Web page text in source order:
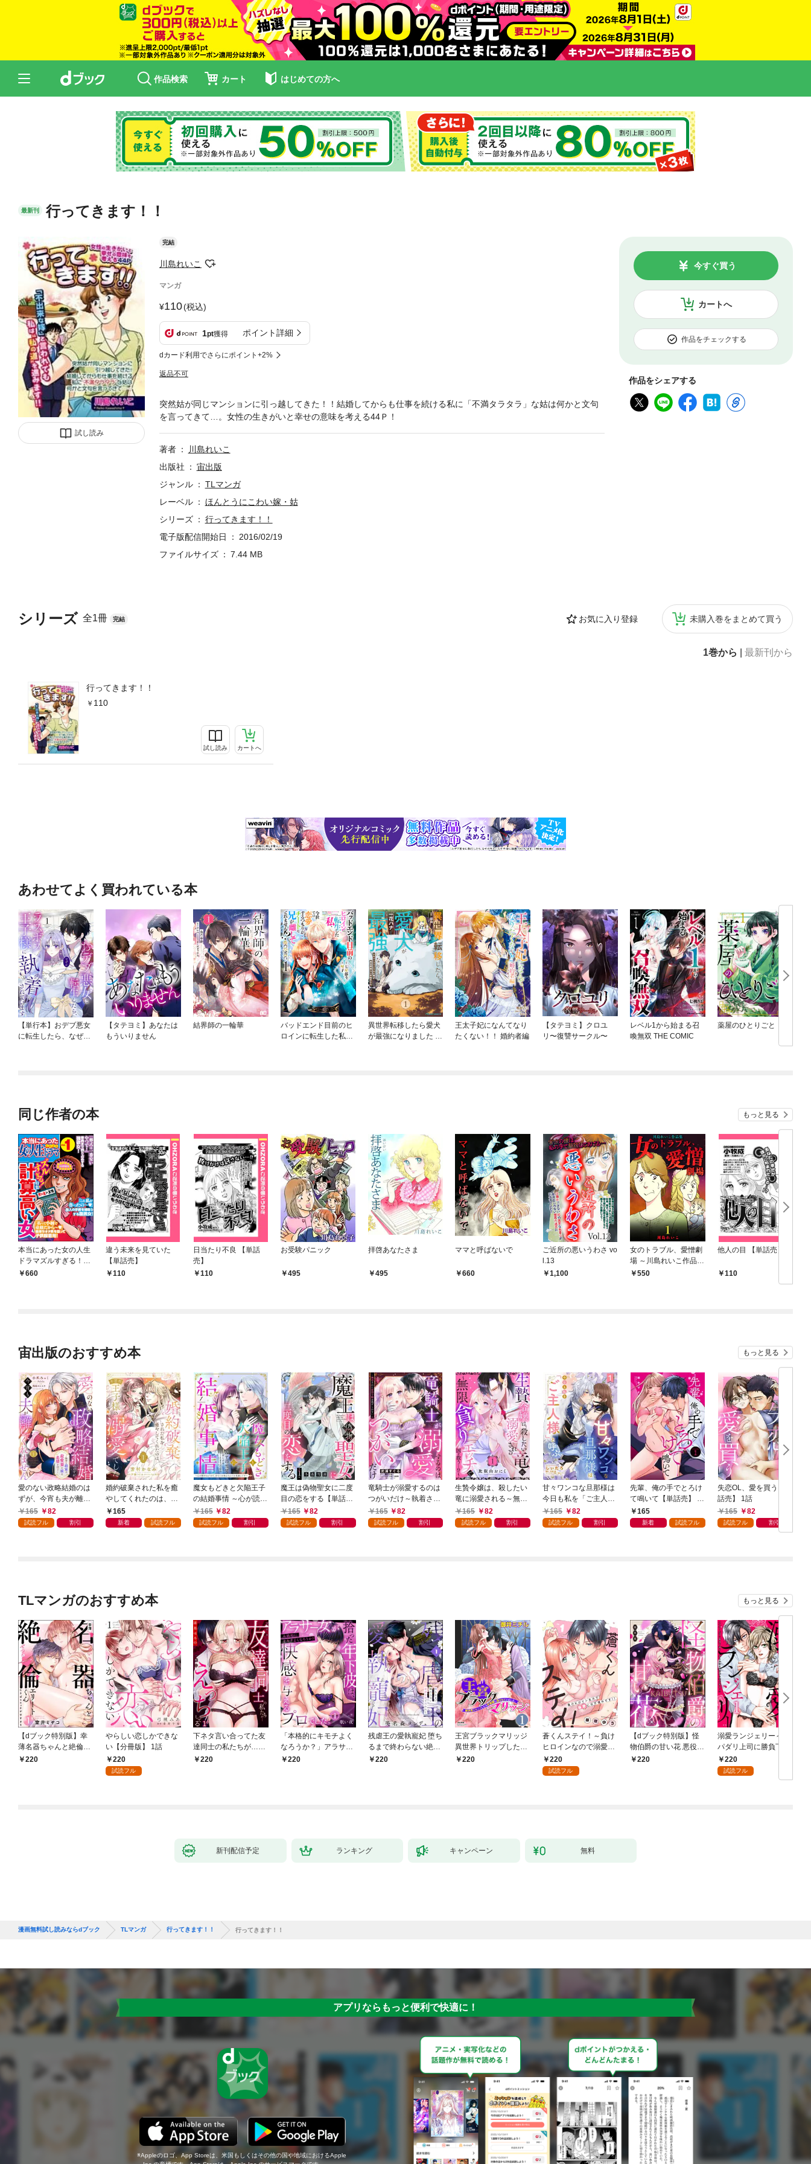
作品検索 カート はじめての方へ
最新刊 行ってきます！！
試し読み
完結
川島れいこ
マンガ
110(税込)
1pt獲得 ポイント詳細
dカード利用でさらにポイント+2%
返品不可
カートへ
今すぐ買う
作品をチェックする
作品をシェアする
シリーズ 全1冊 完結 お気に入り登録 未購入巻をまとめて買う
1巻から 最新刊から
行ってきます！！
110
試し読み カートへ
突然姑が同じマンションに引っ越してきた！！結婚してからも仕事を続ける私に「不満タラタラ」な姑は何かと文句
を言ってきて…。女性の生きがいと幸せの意味を考える44Ｐ！
著者
川島れいこ
出版社
宙出版
ジャンル
TLマンガ
レーベル
ほんとうにこわい嫁・姑
シリーズ
行ってきます！！
電子版配信開始日
2016/02/19
ファイルサイズ
7.44 MB
あわせてよく買われている本
【単行本】おデブ悪女
に転生したら、なぜか
【タテヨミ】あなたは
もういりません
結界師の一輪華
バッドエンド目前のヒ
ロインに転生した私、
異世界転移したら愛犬
が最強になりました ～
王太子妃になんてなり
たくない！！ 婚約者編
【タテヨミ】クロユ
リ〜復讐サークル〜
レベル1から始まる召
喚無双 THE COMIC
薬屋のひとりごと
同じ作者の本 もっと見る
本当にあった女の人生
ドラマズルすぎる！計
算高い女 Vol.1
660
違う未来を見ていた
【単話売】
110
日当たり不良 【単話
売】
110
お受験パニック
495
拝啓あなたさま
495
ママと呼ばないで
660
ご近所の悪いうわさ vo
l.13
1,100
女のトラブル、愛憎劇
場 ～川島れいこ作品集
～(1)
550
他人の目 【単話売】
110
宙出版のおすすめ本 もっと見る
愛のない政略結婚のは
ずが、今宵も夫が離し
てくれません～無骨な
将軍は最愛妻に滾る恋
165 82
試読フル 割引
婚約破棄された私を癒
やしてくれたのは、不
器用王子様の溺愛でし
た【単話売】 1話
165
新着 試読フル
魔女もどきと欠陥王子
の結婚事情 ～心が読め
ちゃうので、あなたの
本心なんてお見通しで
165 82
試読フル 割引
魔王は偽物聖女に二度
目の恋をする【単話
売】 1話
165 82
試読フル 割引
竜騎士が溺愛するのは
つがいだけ～執着され
た悪役令嬢は逃げられ
ない～【単話売】 1話
165 82
試読フル 割引
生贄令嬢は、殺したい
竜に溺愛される～無限
貪りエッチで国を救
う…！？～【単話売】
165 82
試読フル 割引
甘々ワンコな旦那様は
今日も私を「ご主人
様」と呼ぶ 【単話売】
1話
165 82
試読フル 割引
先輩、俺の手でとろけ
て鳴いて【単話売】 1
話165
新着 試読フル
失恋OL、愛を買う【単
話売】 1話
165
82
試読フル 割引
TLマンガのおすすめ本 もっと見る
【dブック特別版】幸
薄名器ちゃんと絶倫エ
リートくん むさぼりエ
220
やらしい恋しかできな
い【分冊版】 1話
220
試読フル
下ネタ言い合ってた友
達同士の私たちが…一
晩中えっちしてる【TL
220
「本格的にキモチよく
なろうか？」アラサー
女が拾った年下彼は、
220
残虐王の愛執寵妃 堕ち
るまで終わらない絶頂
夜伽で囚われて（分冊
220
王宮ブラックマリッジ
異世界トリップしたら
宰相様に抱かれていま
220
蒼くんステイ！～負け
ヒロインなので溺愛に
は不慣れです！？～
【分冊版】 1話
220
試読フル
【dブック特別版】怪
物伯爵の甘い花 悪役令
嬢はベッドで乱れ散る
220
溺愛ランジェリー～ス
パダリ上司に勝負下着
を見られたら淫靡な恋
が始まった～【分冊
220
試読フル
新刊配信予定 ランキング キャンペーン 無料
漫画無料試し読みならdブック TLマンガ 行ってきます！！ 行ってきます！！
アプリならもっと便利で快適に！
Appleのロゴ、App Storeは、米国もしくはその他の国や地域におけるApple